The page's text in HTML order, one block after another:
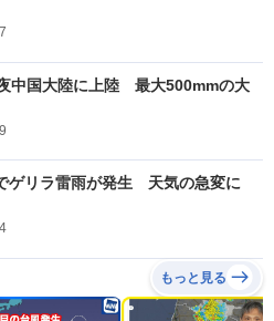
中国大陸に上陸 最大500mmの大
ゲリラ雷雨が発生 天気の急変に
もっと見る